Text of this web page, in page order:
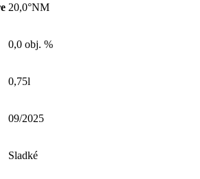
20,0°NM
0,0 obj. %
0,75l
09/2025
Sladké